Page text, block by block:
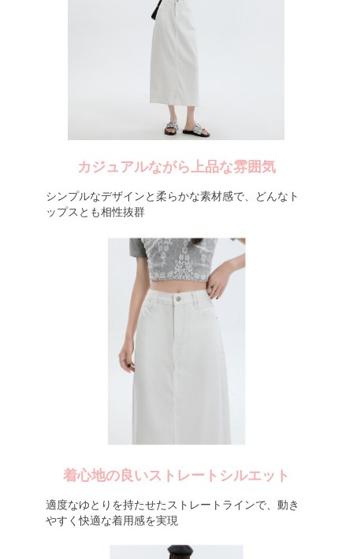
カジュアルながら上品な雰囲気
シンプルなデザインと柔らかな素材感で、どんなト
ップスとも相性抜群
着心地の良いストレートシルエット
適度なゆとりを持たせたストレートラインで、動き
やすく快適な着用感を実現